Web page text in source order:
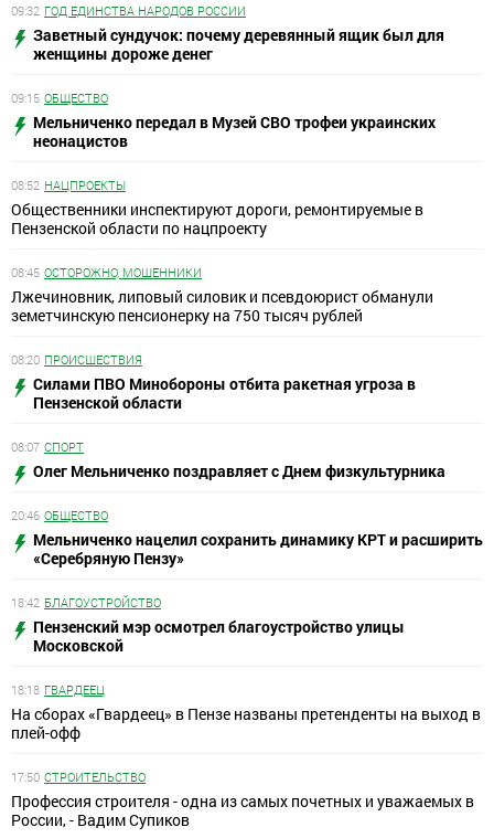
09:32 ГОД ЕДИНСТВА НАРОДОВ РОССИИ
Заветный сундучок: почему деревянный ящик был для
женщины дороже денег
09:15 ОБЩЕСТВО
Мельниченко передал в Музей СВО трофеи украинских
неонацистов
08:52 НАЦПРОЕКТЫ
Общественники инспектируют дороги, ремонтируемые в
Пензенской области по нацпроекту
08:45 ОСТОРОЖНО, МОШЕННИКИ
Лжечиновник, липовый силовик и псевдоюрист обманули
земетчинскую пенсионерку на 750 тысяч рублей
08:20 ПРОИСШЕСТВИЯ
Силами ПВО Минобороны отбита ракетная угроза в
Пензенской области
08:07 СПОРТ
Олег Мельниченко поздравляет с Днем физкультурника
20:46 ОБЩЕСТВО
Мельниченко нацелил сохранить динамику КРТ и расширить
«Серебряную Пензу»
18:42 БЛАГОУСТРОЙСТВО
Пензенский мэр осмотрел благоустройство улицы
Московской
18:18 ГВАРДЕЕЦ
На сборах «Гвардеец» в Пензе названы претенденты на выход в
плей-офф
17:50 СТРОИТЕЛЬСТВО
Профессия строителя - одна из самых почетных и уважаемых в
России, - Вадим Супиков